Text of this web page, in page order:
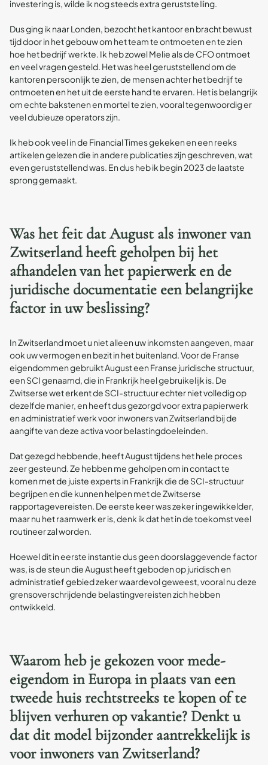
investering is, wilde ik nog steeds extra geruststelling.
Dus ging ik naar Londen, bezocht het kantoor en bracht bewust
tijd door in het gebouw om het team te ontmoeten en te zien
hoe het bedrijf werkte. Ik heb zowel Melie als de CFO ontmoet
en veel vragen gesteld. Het was heel geruststellend om de
kantoren persoonlijk te zien, de mensen achter het bedrijf te
ontmoeten en het uit de eerste hand te ervaren. Het is belangrijk
om echte bakstenen en mortel te zien, vooral tegenwoordig er
veel dubieuze operators zijn.
Ik heb ook veel in de Financial Times gekeken en een reeks
artikelen gelezen die in andere publicaties zijn geschreven, wat
even geruststellend was. En dus heb ik begin 2023 de laatste
sprong gemaakt.
Was het feit dat August als inwoner van
Zwitserland heeft geholpen bij het
afhandelen van het papierwerk en de
juridische documentatie een belangrijke
factor in uw beslissing?
In Zwitserland moet u niet alleen uw inkomsten aangeven, maar
ook uw vermogen en bezit in het buitenland. Voor de Franse
eigendommen gebruikt August een Franse juridische structuur,
een SCI genaamd, die in Frankrijk heel gebruikelijk is. De
Zwitserse wet erkent de SCI-structuur echter niet volledig op
dezelfde manier, en heeft dus gezorgd voor extra papierwerk
en administratief werk voor inwoners van Zwitserland bij de
aangifte van deze activa voor belastingdoeleinden.
Dat gezegd hebbende, heeft August tijdens het hele proces
zeer gesteund. Ze hebben me geholpen om in contact te
komen met de juiste experts in Frankrijk die de SCI-structuur
begrijpen en die kunnen helpen met de Zwitserse
rapportagevereisten. De eerste keer was zeker ingewikkelder,
maar nu het raamwerk er is, denk ik dat het in de toekomst veel
routineer zal worden.
Hoewel dit in eerste instantie dus geen doorslaggevende factor
was, is de steun die August heeft geboden op juridisch en
administratief gebied zeker waardevol geweest, vooral nu deze
grensoverschrijdende belastingvereisten zich hebben
ontwikkeld.
Waarom heb je gekozen voor mede-
eigendom in Europa in plaats van een
tweede huis rechtstreeks te kopen of te
blijven verhuren op vakantie? Denkt u
dat dit model bijzonder aantrekkelijk is
voor inwoners van Zwitserland?